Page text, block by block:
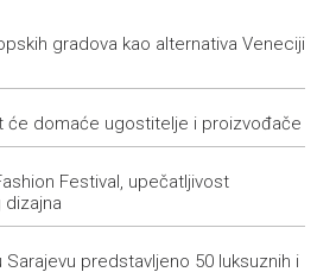
nogometaš Veleža
for Saturday, 8 August 2026
da ode kući, Memčić se već
presents Kinoscope and
8. 8. 2026. godine (subota)
gradova kao alternativa Veneciji
će domaće ugostitelje i proizvođače
Festival, upečatljivost
predstavljeno 50 luksuznih i